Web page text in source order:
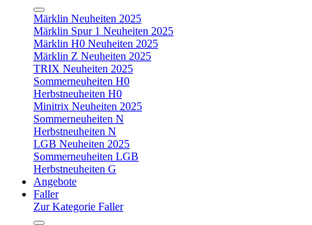
Märklin Neuheiten 2025
Märklin Spur 1 Neuheiten 2025
Märklin H0 Neuheiten 2025
Märklin Z Neuheiten 2025
TRIX Neuheiten 2025
Sommerneuheiten H0
Herbstneuheiten H0
Minitrix Neuheiten 2025
Sommerneuheiten N
Herbstneuheiten N
LGB Neuheiten 2025
Sommerneuheiten LGB
Herbstneuheiten G
Angebote
Faller
Zur Kategorie Faller